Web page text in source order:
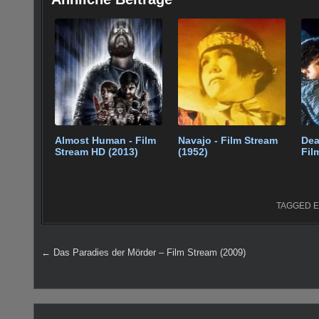
e
b
o
o
k
er e
st
bl
di
t
s
A
p
p
g
er
Almost Human - Film
Stream HD (2013)
Navajo - Film Stream
(1952)
TAGGED
Beitragsnavigation
← Das Paradies der Mörder – Film Stream (2009)